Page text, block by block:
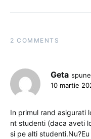
2 COMMENTS
Geta
10 martie
In primul rand asigurati
nt studenti (daca aveti
si pe alti